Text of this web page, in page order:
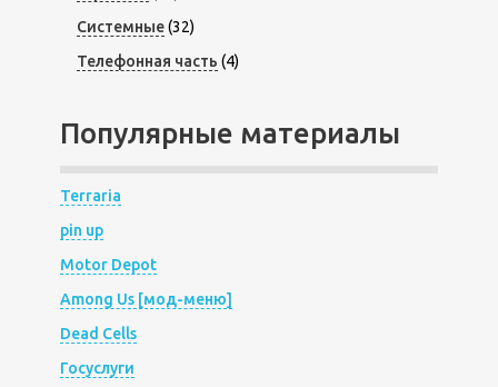
Системные(32)
Телефонная часть (4)
Популярные материалы
Terraria
pin up
Motor Depot
Among Us [мод-меню]
Dead Cells
Госуслуги